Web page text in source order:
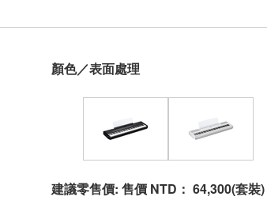
顏色／表面處理
建議零售價: 售價 NTD： 64,300(套裝)